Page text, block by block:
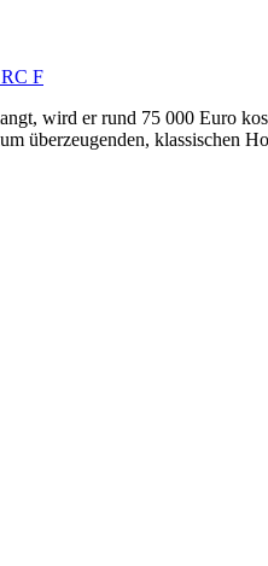
wird er rund 75 000 Euro
überzeugenden,